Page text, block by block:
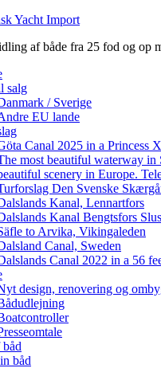
Yacht Import
af både fra 25 fod og op
salg
/ Sverige
EU lande
Canal 2025 in a Princess
most beautiful waterway in
scenery in Europe.
Den Svenske
Kanal, Lennartfors
Kanal Bengtsfors
to Arvika, Vikingaleden
Canal, Sweden
Canal 2022 in a 56
design, renovering og
båd